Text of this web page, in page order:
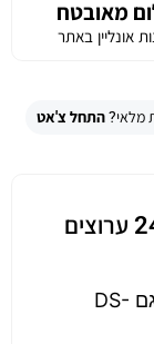
מאובטח
אונליין באתר
מלאי?התחל צ'אט
תיאור מערכת הקלטה אנולגית 24 ערוצים
מערכת הקלטה תוצרת Hikvision דגם DS-